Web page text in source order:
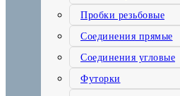
Пробки резьбовые
Соединения прямые
Соединения угловые
Футорки